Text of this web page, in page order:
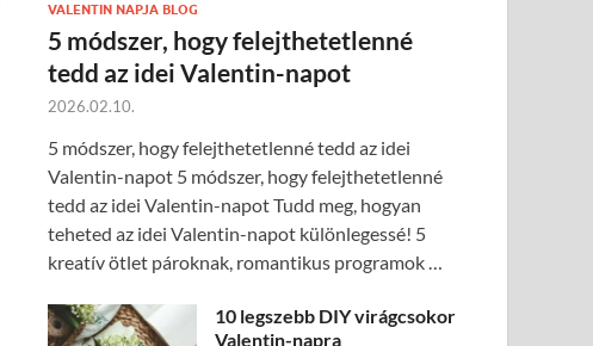
VALENTIN NAPJA BLOG
5 módszer, hogy felejthetetlenné
tedd az idei Valentin-napot
2026.02.10.
5 módszer, hogy felejthetetlenné tedd az idei
Valentin-napot 5 módszer, hogy felejthetetlenné
tedd az idei Valentin-napot Tudd meg, hogyan
teheted az idei Valentin-napot különlegessé! 5
kreatív ötlet pároknak, romantikus programok …
10 legszebb DIY virágcsokor
Valentin-napra